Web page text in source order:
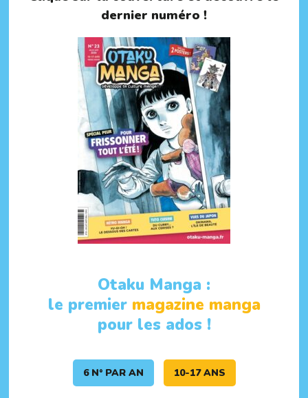
dernier numéro !
Otaku Manga :
le premier magazine manga
pour les ados !
6 N° PAR AN 10-17 ANS